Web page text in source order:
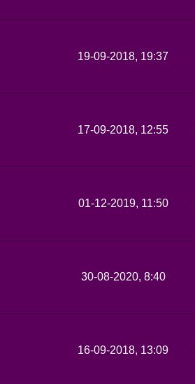
19-09-2018, 19:37
17-09-2018, 12:55
01-12-2019, 11:50
30-08-2020, 8:40
16-09-2018, 13:09